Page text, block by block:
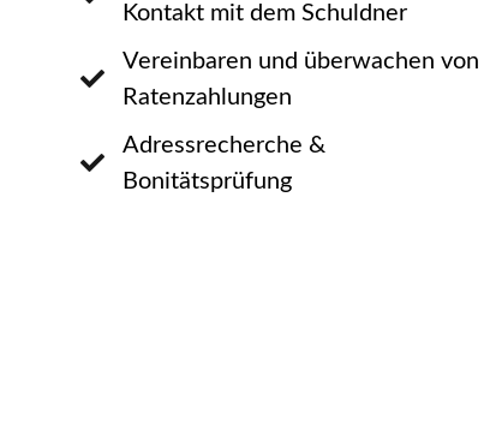
Kontakt mit dem Schuldner
Vereinbaren und überwachen von
Ratenzahlungen
Adressrecherche &
Bonitätsprüfung